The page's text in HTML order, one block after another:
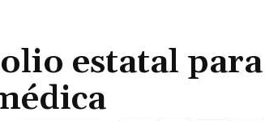
estatal para